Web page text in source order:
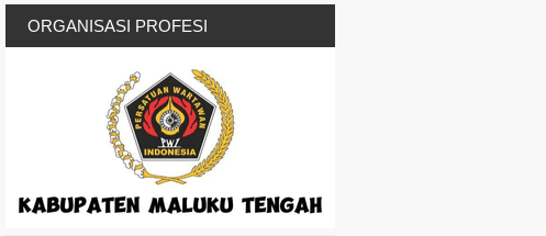
ORGANISASI PROFESI